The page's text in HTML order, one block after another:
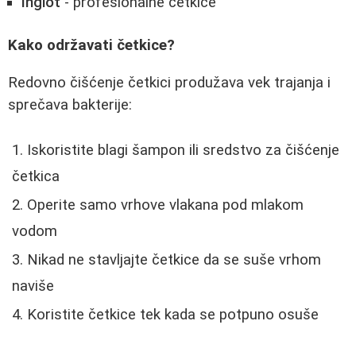
Kako održavati četkice?
Redovno čišćenje četkici produžava vek trajanja i
sprečava bakterije:
Iskoristite blagi šampon ili sredstvo za čišćenje
četkica
Operite samo vrhove vlakana pod mlakom
vodom
Nikad ne stavljajte četkice da se suše vrhom
naviše
Koristite četkice tek kada se potpuno osuše